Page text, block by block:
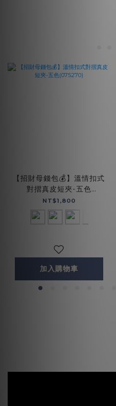
【招財母錢包💰】溫情扣式
對摺真皮短夾-五色
(075270)
NT$1,800
加入購物車